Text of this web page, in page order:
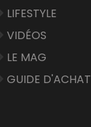
LIFESTYLE
VIDÉOS
LE MAG
GUIDE D'ACHAT